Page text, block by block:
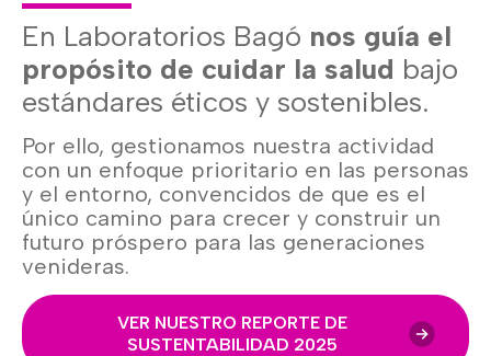
En Laboratorios Bagó nos guía el
propósito de cuidar la salud bajo
estándares éticos y sostenibles.
Por ello, gestionamos nuestra actividad
con un enfoque prioritario en las personas
y el entorno, convencidos de que es el
único camino para crecer y construir un
futuro próspero para las generaciones
venideras.
VER NUESTRO REPORTE DE
SUSTENTABILIDAD 2025